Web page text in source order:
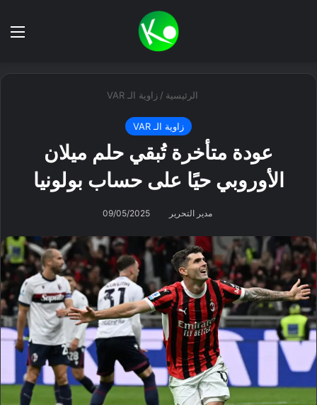
الرئيسية / زاوية الـ VAR
زاوية الـ VAR
عودة متأخرة تُبقي حلم ميلان
الأوروبي حيًا على حساب بولونيا
مدير التحرير 09/05/2025